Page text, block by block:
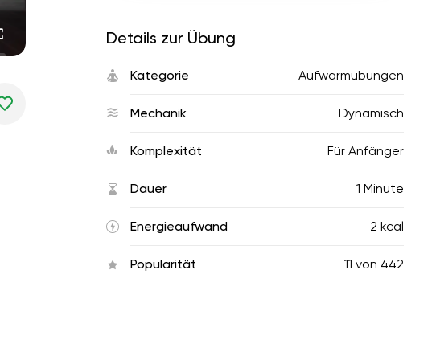
Details zur Übung
Kategorie Aufwärmübungen
Mechanik Dynamisch
Komplexität Für Anfänger
Dauer 1 Minute
Energieaufwand 2 kcal
Popularität 11 von 442